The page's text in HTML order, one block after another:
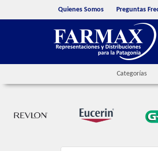
Quienes Somos Preguntas
Categorías